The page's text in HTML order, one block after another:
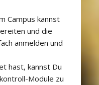
Campus kannst
und die
anmelden und
hast, kannst Du
Module zu